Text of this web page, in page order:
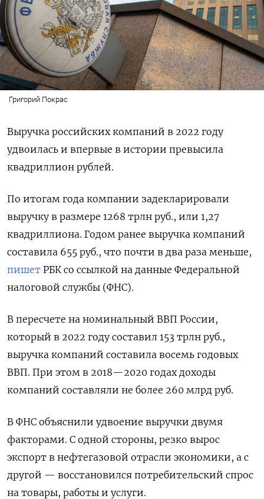
Григорий Покрас
Выручка российских компаний в 2022 году
удвоилась и впервые в истории превысила
квадриллион рублей.
По итогам года компании задекларировали
выручку в размере 1268 трлн руб., или 1,27
квадриллиона. Годом ранее выручка компаний
составила 655 руб., что почти в два раза меньше,
пишет РБК со ссылкой на данные Федеральной
налоговой службы (ФНС).
В пересчете на номинальный ВВП России,
который в 2022 году составил 153 трлн руб.,
выручка компаний составила восемь годовых
ВВП. При этом в 2018—2020 годах доходы
компаний составляли не более 260 млрд руб.
В ФНС объяснили удвоение выручки двумя
факторами. С одной стороны, резко вырос
экспорт в нефтегазовой отрасли экономики, а с
другой — восстановился потребительский спрос
на товары, работы и услуги.